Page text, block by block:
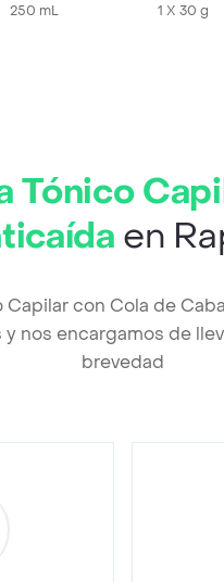
250 mL
1 X 30 g
Tónico
en
Capilar con Cola de
nos encargamos de
brevedad